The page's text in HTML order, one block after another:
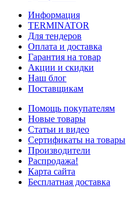
Информация
TERMINATOR
Для тендеров
Оплата и доставка
Гарантия на товар
Акции и скидки
Наш блог
Поставщикам
Помощь покупателям
Новые товары
Статьи и видео
Сертификаты на товары
Производители
Распродажа!
Карта сайта
Бесплатная доставка